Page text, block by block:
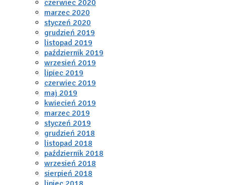
czerwiec 2020
marzec 2020
styczeń 2020
grudzień 2019
listopad 2019
październik 2019
wrzesień 2019
lipiec 2019
czerwiec 2019
maj 2019
kwiecień 2019
marzec 2019
styczeń 2019
grudzień 2018
listopad 2018
październik 2018
wrzesień 2018
sierpień 2018